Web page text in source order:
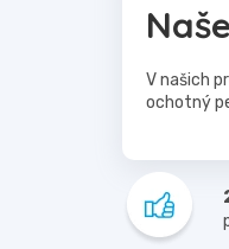
V našich
ochotný